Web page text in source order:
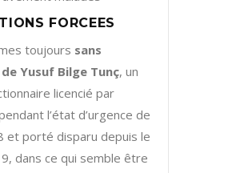
FORCEES
toujours sans
Yusuf Bilge Tunç, un
licencié par
l’état d’urgence de
et porté disparu depuis le
dans ce qui semble être